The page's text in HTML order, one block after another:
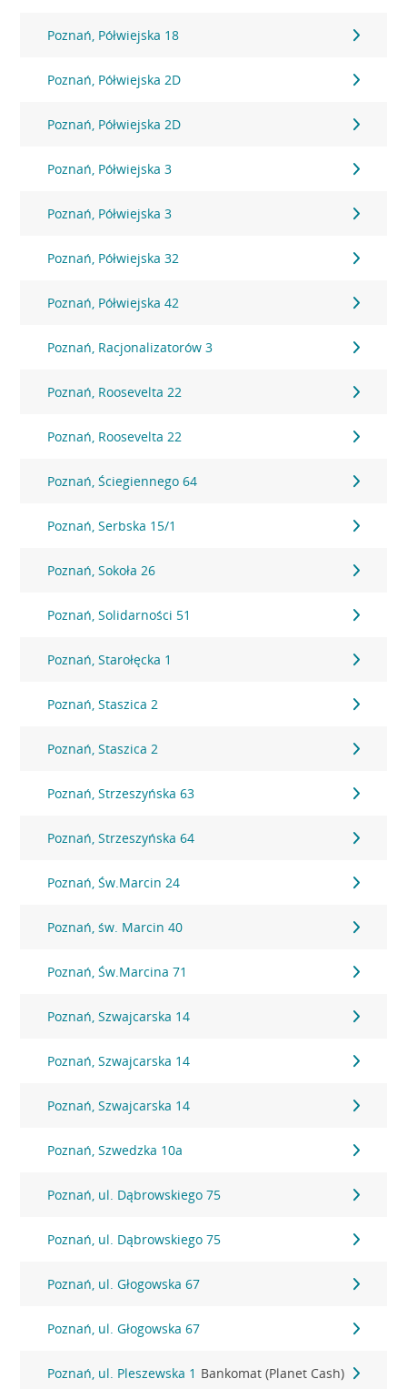
Poznań, Półwiejska 18
Poznań, Półwiejska 2D
Poznań, Półwiejska 2D
Poznań, Półwiejska 3
Poznań, Półwiejska 3
Poznań, Półwiejska 32
Poznań, Półwiejska 42
Poznań, Racjonalizatorów 3
Poznań, Roosevelta 22
Poznań, Roosevelta 22
Poznań, Ściegiennego 64
Poznań, Serbska 15/1
Poznań, Sokoła 26
Poznań, Solidarności 51
Poznań, Starołęcka 1
Poznań, Staszica 2
Poznań, Staszica 2
Poznań, Strzeszyńska 63
Poznań, Strzeszyńska 64
Poznań, Św.Marcin 24
Poznań, św. Marcin 40
Poznań, Św.Marcina 71
Poznań, Szwajcarska 14
Poznań, Szwajcarska 14
Poznań, Szwajcarska 14
Poznań, Szwedzka 10a
Poznań, ul. Dąbrowskiego 75
Poznań, ul. Dąbrowskiego 75
Poznań, ul. Głogowska 67
Poznań, ul. Głogowska 67
Poznań, ul. Pleszewska 1 Bankomat (Planet Cash)